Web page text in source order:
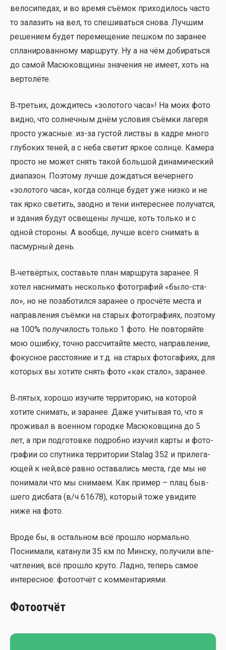
вело­си­пе­дах, и во вре­мя съё­мок при­хо­ди­лось часто
то зала­зить на вел, то спе­ши­вать­ся сно­ва. Луч­шим
реше­ни­ем будет пере­ме­ще­ние пеш­ком по зара­нее
спла­ни­ро­ван­но­му марш­ру­ту. Ну а на чём доби­рать­ся
до самой Масю­ков­щи­ны зна­че­ния не име­ет, хоть на
вер­то­лё­те.
В‑третьих, дожди­тесь «золо­то­го часа»! На моих фото
вид­но, что сол­неч­ным днём усло­вия съём­ки лаге­ря
про­сто ужас­ные: из-за густой лист­вы в кад­ре мно­го
глу­бо­ких теней, а с неба све­тит яркое солн­це. Каме­ра
про­сто не может снять такой боль­шой дина­ми­че­ский
диа­па­зон. Поэто­му луч­ше дождать­ся вечер­не­го
«золо­то­го часа», когда солн­це будет уже низ­ко и не
так ярко све­тить, заод­но и тени инте­рес­нее полу­чат­ся,
и зда­ния будут осве­ще­ны луч­ше, хоть толь­ко и с
одной сто­ро­ны. А вооб­ще, луч­ше все­го сни­мать в
пас­мур­ный день.
В‑четвёртых, составь­те план марш­ру­та зара­нее. Я
хотел насни­мать несколь­ко фото­гра­фий «было-ста­
ло», но не поза­бо­тил­ся зара­нее о про­счё­те места и
направ­ле­ния съём­ки на ста­рых фото­гра­фи­ях, поэто­му
на 100% полу­чи­лость толь­ко 1 фото. Не повто­ряй­те
мою ошиб­ку, точ­но рас­счи­тай­те место, направ­ле­ние,
фокус­ное рас­сто­я­ние и т.д. на ста­рых фото­га­фи­ях, для
кото­рых вы хоти­те снять фото «как ста­ло», зара­нее.
В‑пятых, хоро­шо изу­чи­те тер­ри­то­рию, на кото­рой
хоти­те сни­мать, и зара­нее. Даже учи­ты­вая то, что я
про­жи­вал в воен­ном город­ке Масю­ков­щи­на до 5
лет, а при под­го­тов­ке подроб­но изу­чил кар­ты и фото­
гра­фии со спут­ни­ка тер­ри­то­рии Stalag 352 и при­ле­га­
ю­щей к ней,всё рав­но оста­ва­лись места, где мы не
пони­ма­ли что мы сни­ма­ем. Как при­мер – плац быв­
ше­го дис­ба­та (в/ч 61678), кото­рый тоже уви­ди­те
ниже на фото.
Вро­де бы, в осталь­ном всё про­шло нор­маль­но.
Посни­ма­ли, ката­ну­ли 35 км по Мин­ску, полу­чи­ли впе­
чат­ле­ния, всё про­шло кру­то. Лад­но, теперь самое
инте­рес­ное: фото­от­чёт с ком­мен­та­ри­я­ми.
Фотоотчёт